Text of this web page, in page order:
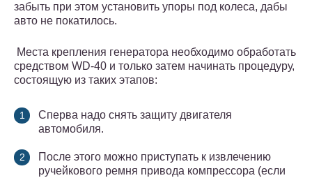
забыть при этом установить упоры под колеса, дабы
авто не покатилось.
Места крепления генератора необходимо обработать
средством WD-40 и только затем начинать процедуру,
состоящую из таких этапов:
Сперва надо снять защиту двигателя
автомобиля.
После этого можно приступать к извлечению
ручейкового ремня привода компрессора (если